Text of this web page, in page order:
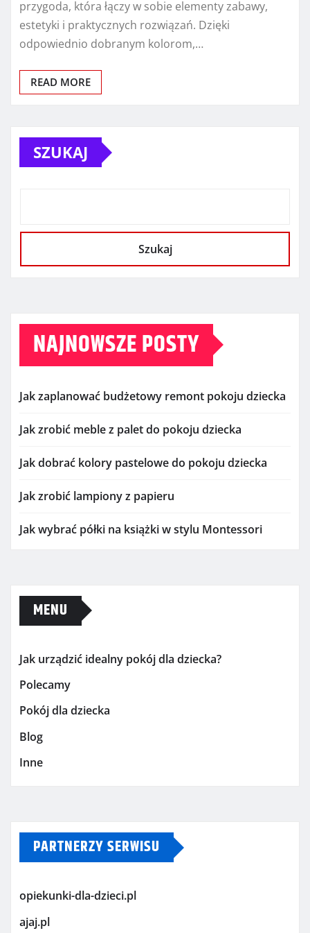
przygoda, która łączy w sobie elementy zabawy,
estetyki i praktycznych rozwiązań. Dzięki
odpowiednio dobranym kolorom,…
READ MORE
SZUKAJ
Szukaj
NAJNOWSZE POSTY
Jak zaplanować budżetowy remont pokoju dziecka
Jak zrobić meble z palet do pokoju dziecka
Jak dobrać kolory pastelowe do pokoju dziecka
Jak zrobić lampiony z papieru
Jak wybrać półki na książki w stylu Montessori
MENU
Jak urządzić idealny pokój dla dziecka?
Polecamy
Pokój dla dziecka
Blog
Inne
PARTNERZY SERWISU
opiekunki-dla-dzieci.pl
ajaj.pl